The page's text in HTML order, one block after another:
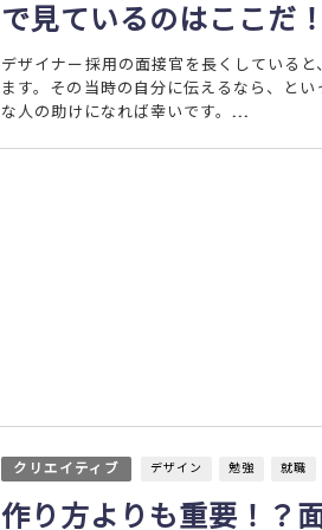
で見ているのはここだ！
デザイナー採用の面接官を長くしている
ます。その当時の自分に伝えるなら、と
な人の助けになれば幸いです。...
クリエイティブ デザイン 勉強 就職
作り方よりも重要！？